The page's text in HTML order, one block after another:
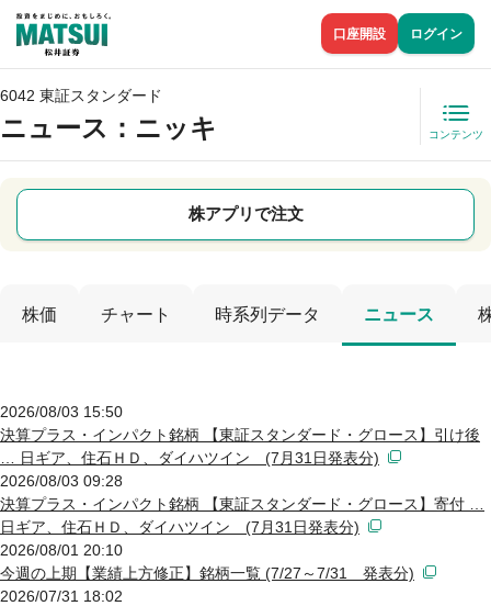
口座開設 ログイン
6042 東証スタンダード
ニュース ：ニッキ コンテンツ
株アプリで注文
株価 チャート 時系列データ ニュース
2026/08/03 15:50
決算プラス・インパクト銘柄 【東証スタンダード・グロース】引け後
… 日ギア、住石ＨＤ、ダイハツイン (7月31日発表分)
2026/08/03 09:28
決算プラス・インパクト銘柄 【東証スタンダード・グロース】寄付 …
日ギア、住石ＨＤ、ダイハツイン (7月31日発表分)
2026/08/01 20:10
今週の上期【業績上方修正】銘柄一覧 (7/27～7/31 発表分)
2026/07/31 18:02